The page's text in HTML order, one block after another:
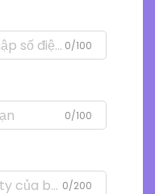
0/100
0/100
0/200